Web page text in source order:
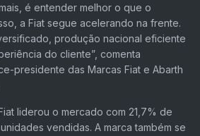
é entender melhor o que o
a Fiat segue acelerando na frente.
produção nacional eficiente
do cliente”, comenta
presidente das Marcas Fiat e Abarth
liderou o mercado com 21,7% de
vendidas. A marca também se